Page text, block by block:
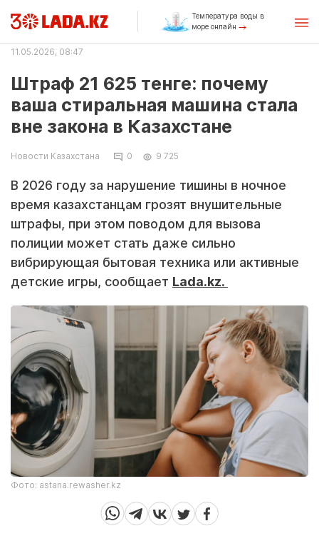
Температура воды в
море онлайн
11.05.2026, 08:47
Штраф 21 625 тенге: почему
ваша стиральная машина стала
вне закона в Казахстане
Новости Казахстана 0 9 725
В 2026 году за нарушение тишины в ночное
время казахстанцам грозят внушительные
штрафы, при этом поводом для вызова
полиции может стать даже сильно
вибрирующая бытовая техника или активные
детские игры, сообщает Lada.kz.
Фото: astana.rewasher.kz